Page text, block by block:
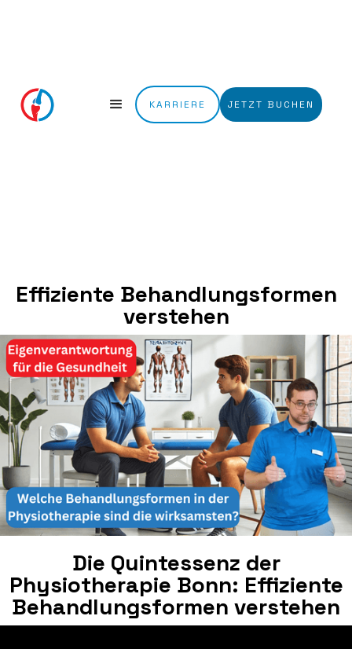
KARRIERE JETZT BUCHEN
Effiziente Behandlungsformen
verstehen
Die Quintessenz der
Physiotherapie Bonn: Effiziente
Behandlungsformen verstehen